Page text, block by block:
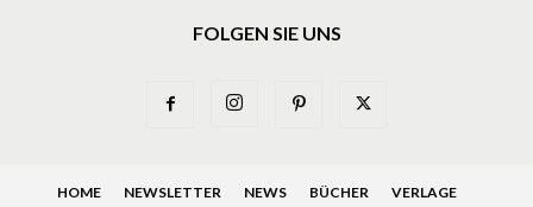
FOLGEN SIE UNS
HOME NEWSLETTER NEWS BÜCHER
VERLAGE